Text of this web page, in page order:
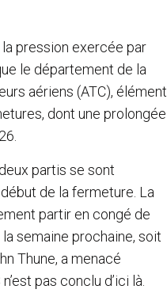
pression exercée par
le département de la
aériens (ATC), élément
dont une prolongée
partis se sont
de la fermeture. La
partir en congé de
semaine prochaine, soit
Thune, a menacé
pas conclu d’ici là.